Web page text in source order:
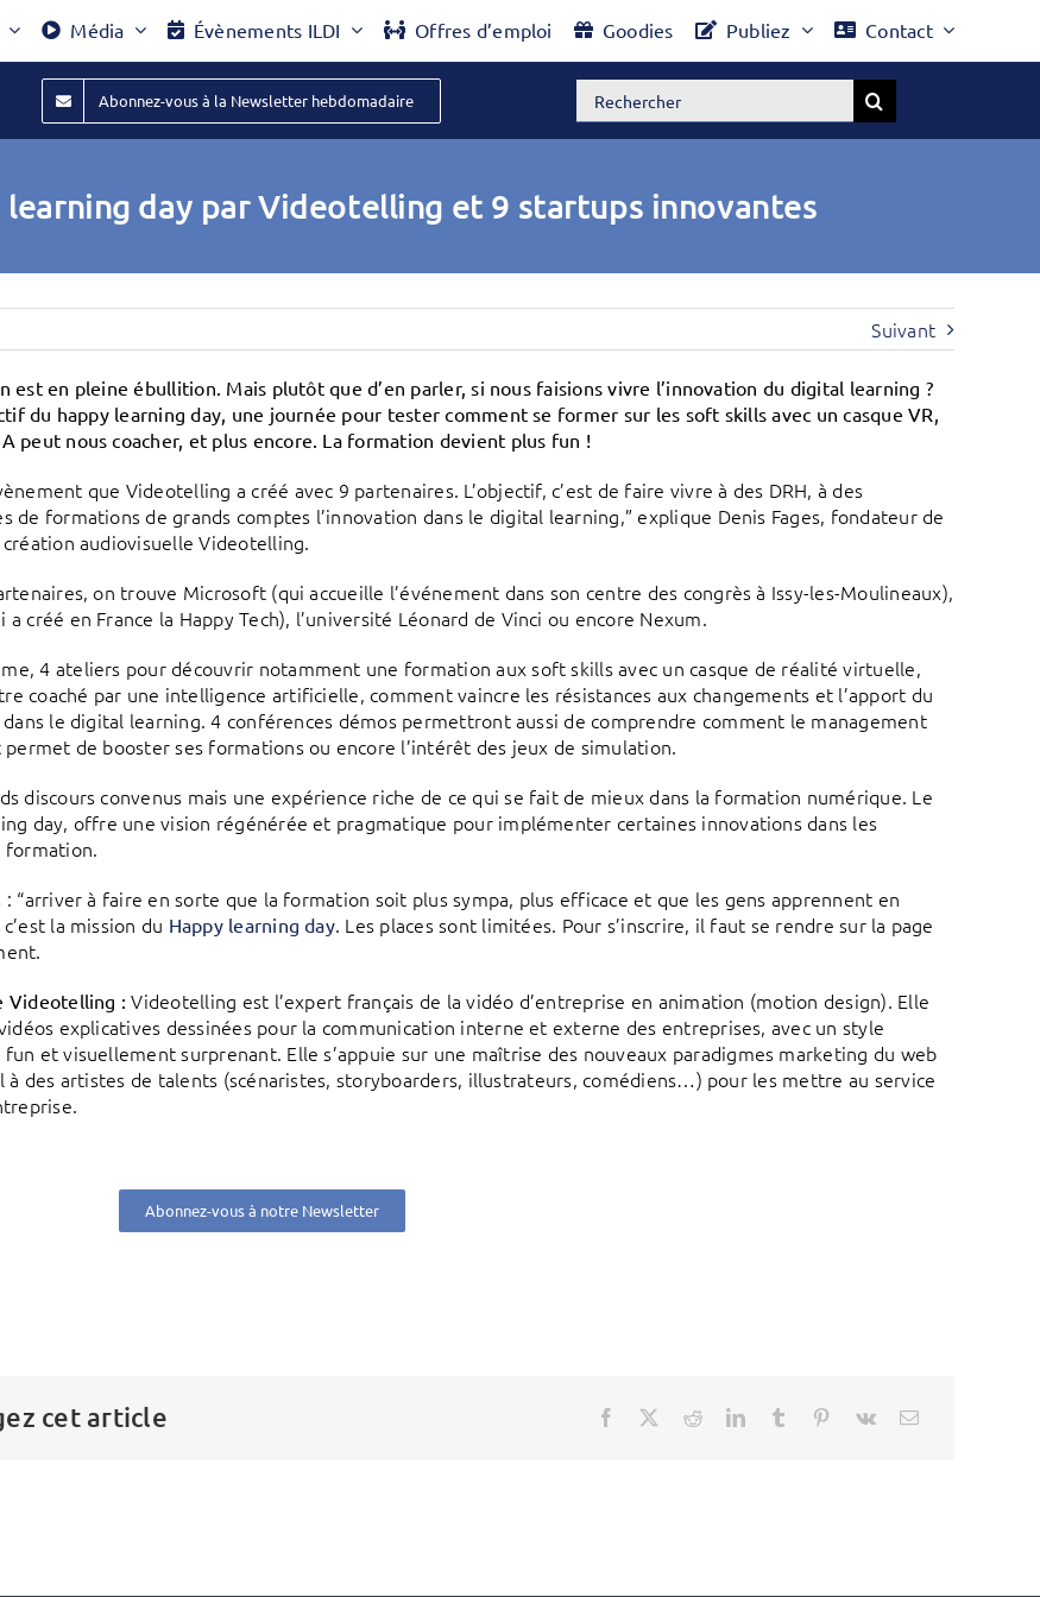
Média Évènements ILDI Offres d’emploi Goodies Publiez Contact
Abonnez-vous à la Newsletter hebdomadaire Rechercher:
day par Videotelling et 9 startups innovantes
Suivant
est en pleine ébullition. Mais plutôt que d’en parler, si nous faisions vivre l’innovation du digital learning ?
du happy learning day, une journée pour tester comment se former sur les soft skills avec un casque VR,
peut nous coacher, et plus encore. La formation devient plus fun !
que Videotelling a créé avec 9 partenaires. L’objectif, c’est de faire vivre à des DRH, à des
de formations de grands comptes l’innovation dans le digital learning,” explique Denis Fages, fondateur de
création audiovisuelle Videotelling.
on trouve Microsoft (qui accueille l’événement dans son centre des congrès à Issy-les-Moulineaux),
a créé en France la Happy Tech), l’université Léonard de Vinci ou encore Nexum.
4 ateliers pour découvrir notamment une formation aux soft skills avec un casque de réalité virtuelle,
coaché par une intelligence artificielle, comment vaincre les résistances aux changements et l’apport du
le digital learning. 4 conférences démos permettront aussi de comprendre comment le management
de booster ses formations ou encore l’intérêt des jeux de simulation.
discours convenus mais une expérience riche de ce qui se fait de mieux dans la formation numérique. Le
day, offre une vision régénérée et pragmatique pour implémenter certaines innovations dans les
formation.
: “arriver à faire en sorte que la formation soit plus sympa, plus efficace et que les gens apprennent en
c’est la mission du Happy learning day. Les places sont limitées. Pour s’inscrire, il faut se rendre sur la page
Videotelling :Videotelling est l’expert français de la vidéo d’entreprise en animation (motion design). Elle
explicatives dessinées pour la communication interne et externe des entreprises, avec un style
fun et visuellement surprenant. Elle s’appuie sur une maîtrise des nouveaux paradigmes marketing du web
à des artistes de talents (scénaristes, storyboarders, illustrateurs, comédiens…) pour les mettre au service
Abonnez-vous à notre Newsletter
cet article